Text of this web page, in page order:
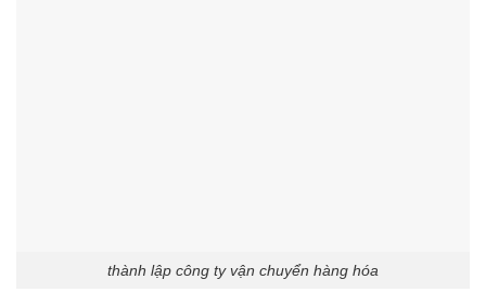
thành lập công ty vận chuyển hàng hóa